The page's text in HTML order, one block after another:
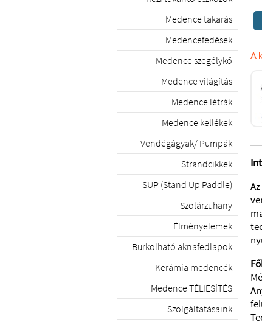
Medence takarás
Medencefedések
Medence szegélykő
Medence világítás
Medence létrák
Medence kellékek
Vendégágyak/ Pumpák
Strandcikkek
SUP (Stand Up Paddle)
Szolárzuhany
Élményelemek
Burkolható aknafedlapok
Kerámia medencék
Medence TÉLIESÍTÉS
Szolgáltatásaink
A